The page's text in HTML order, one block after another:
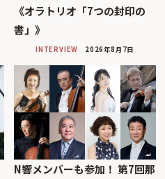
《オラトリオ「7つの封印の
書」》
INTERVIEW 2026年8月7日
N響メンバーも参加！ 第7回那